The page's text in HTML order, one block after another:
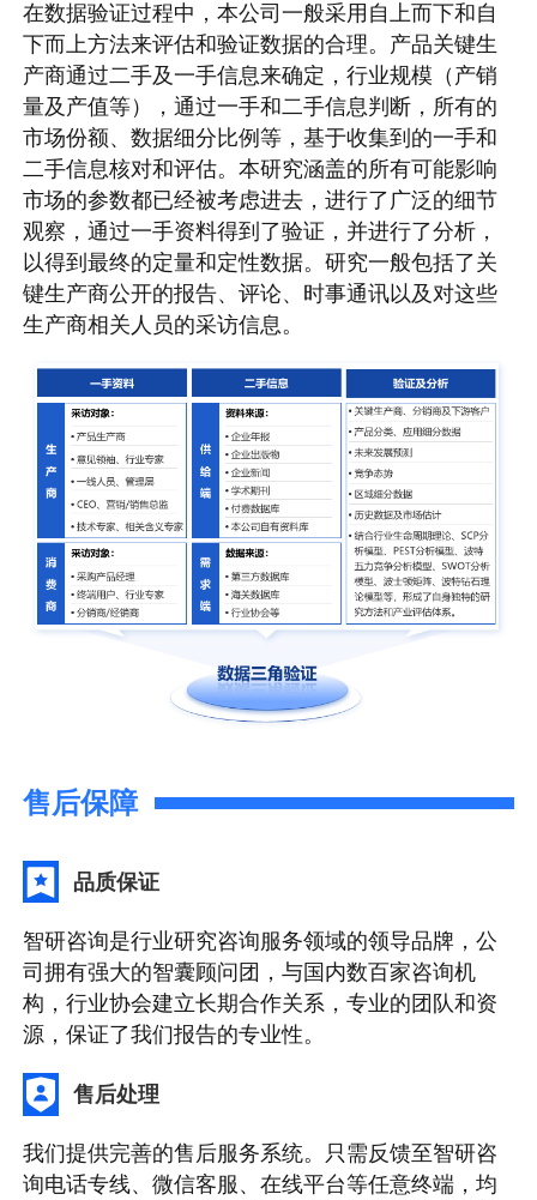
在数据验证过程中，本公司一般采用自上而下和自
下而上方法来评估和验证数据的合理。产品关键生
产商通过二手及一手信息来确定，行业规模（产销
量及产值等），通过一手和二手信息判断，所有的
市场份额、数据细分比例等，基于收集到的一手和
二手信息核对和评估。本研究涵盖的所有可能影响
市场的参数都已经被考虑进去，进行了广泛的细节
观察，通过一手资料得到了验证，并进行了分析，
以得到最终的定量和定性数据。研究一般包括了关
键生产商公开的报告、评论、时事通讯以及对这些
生产商相关人员的采访信息。
售后保障
品质保证
智研咨询是行业研究咨询服务领域的领导品牌，公
司拥有强大的智囊顾问团，与国内数百家咨询机
构，行业协会建立长期合作关系，专业的团队和资
源，保证了我们报告的专业性。
售后处理
我们提供完善的售后服务系统。只需反馈至智研咨
询电话专线、微信客服、在线平台等任意终端，均